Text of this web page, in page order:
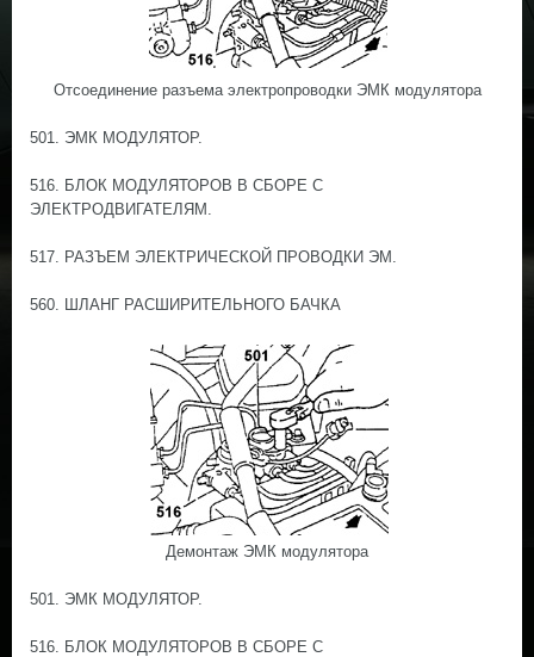
Отсоединение разъема электропроводки ЭМК модулятора
501. ЭМК МОДУЛЯТОР.
516. БЛОК МОДУЛЯТОРОВ В СБОРЕ С
ЭЛЕКТРОДВИГАТЕЛЯМ.
517. РАЗЪЕМ ЭЛЕКТРИЧЕСКОЙ ПРОВОДКИ ЭМ.
560. ШЛАНГ РАСШИРИТЕЛЬНОГО БАЧКА
Демонтаж ЭМК модулятора
501. ЭМК МОДУЛЯТОР.
516. БЛОК МОДУЛЯТОРОВ В СБОРЕ С